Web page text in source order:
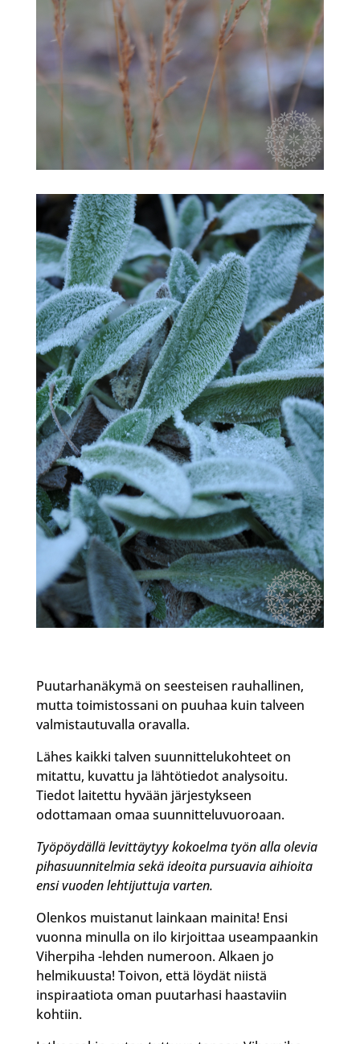
Puutarhanäkymä on seesteisen rauhallinen,
mutta toimistossani on puuhaa kuin talveen
valmistautuvalla oravalla.
Lähes kaikki talven suunnittelukohteet on
mitattu, kuvattu ja lähtötiedot analysoitu.
Tiedot laitettu hyvään järjestykseen
odottamaan omaa suunnitteluvuoroaan.
Työpöydällä levittäytyy kokoelma työn alla olevia
pihasuunnitelmia sekä ideoita pursuavia aihioita
ensi vuoden lehtijuttuja varten.
Olenkos muistanut lainkaan mainita! Ensi
vuonna minulla on ilo kirjoittaa useampaankin
Viherpiha -lehden numeroon. Alkaen jo
helmikuusta! Toivon, että löydät niistä
inspiraatiota oman puutarhasi haastaviin
kohtiin.